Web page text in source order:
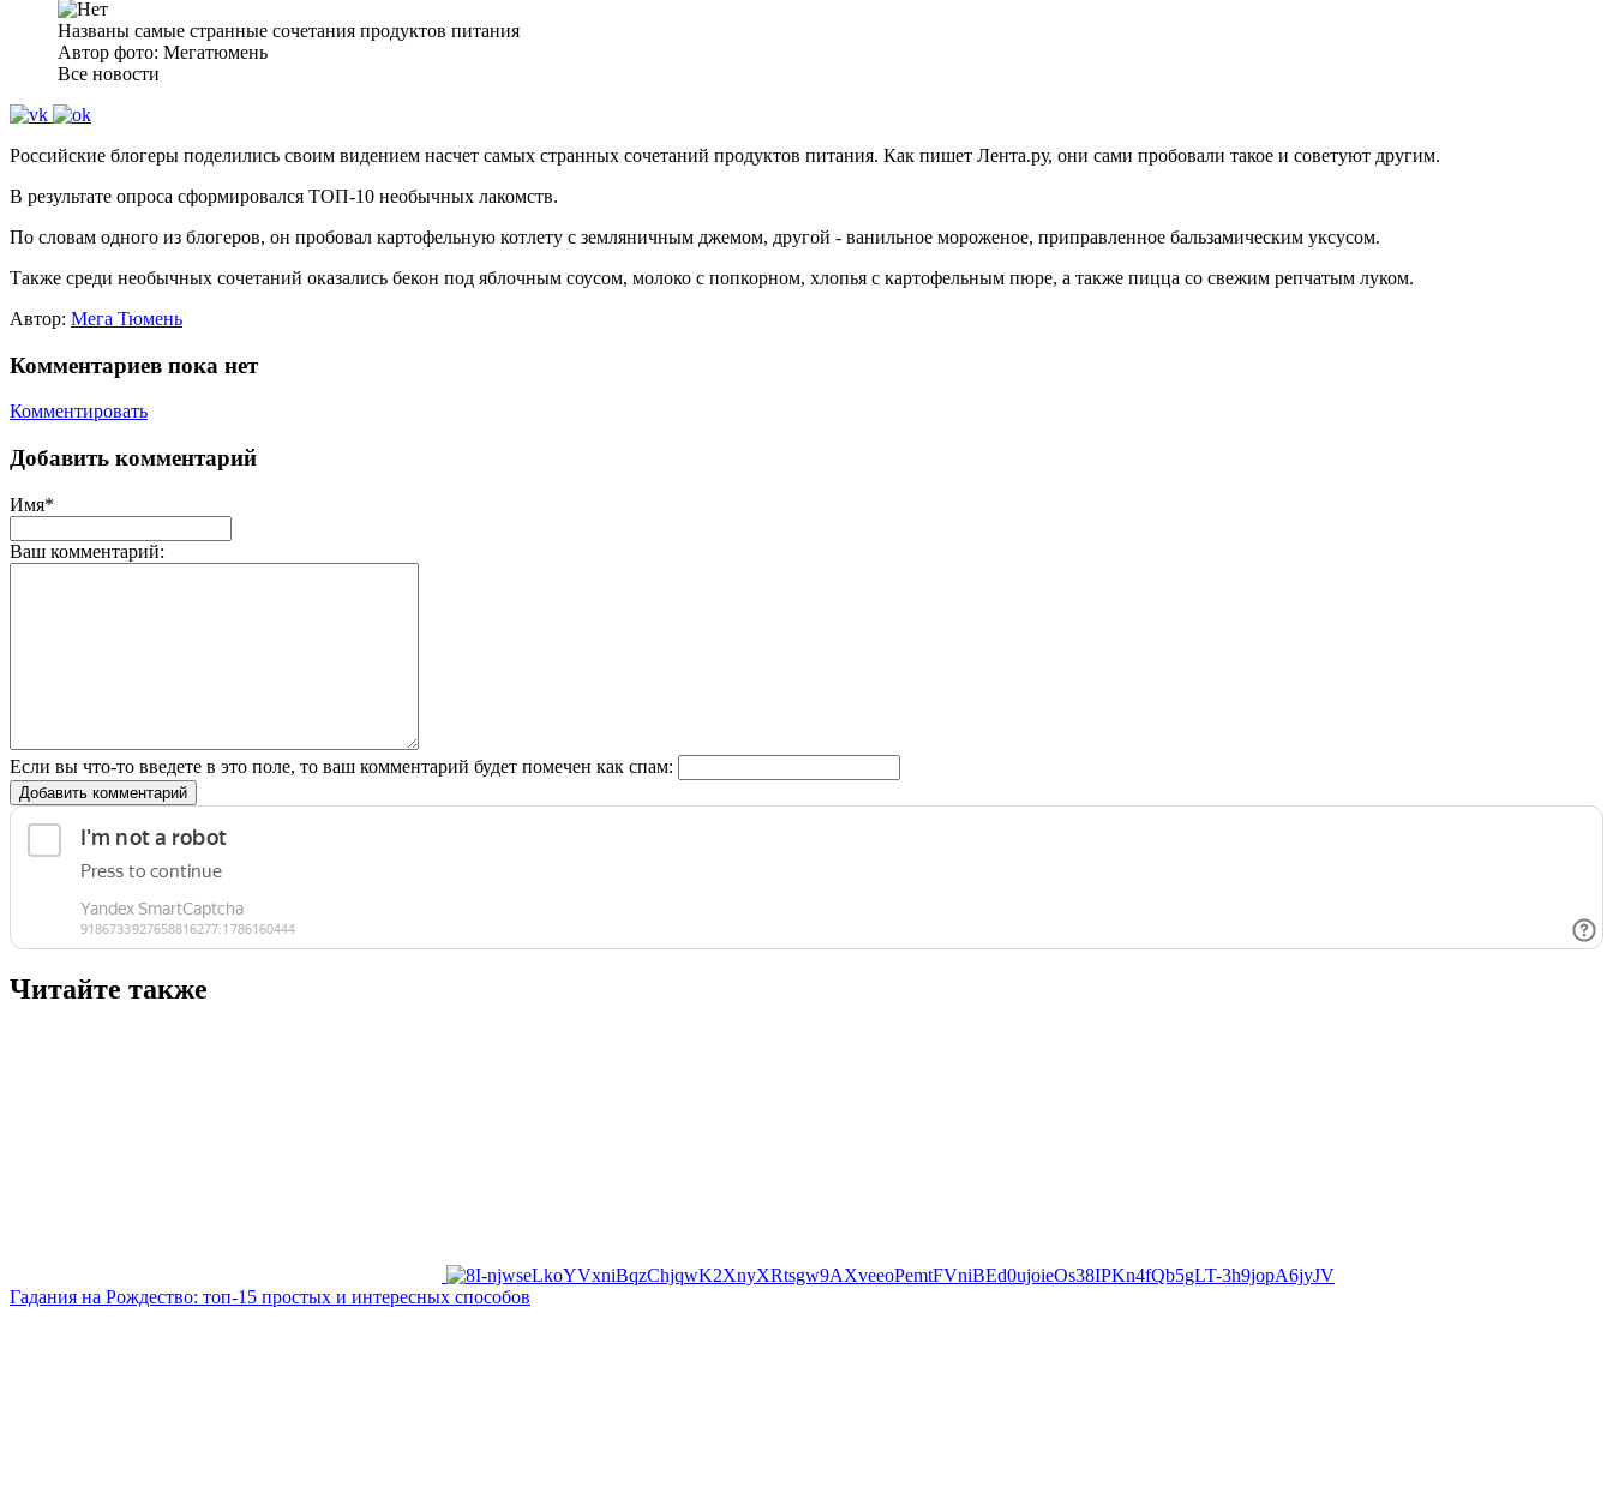
Названы самые странные сочетания продуктов питания
Автор фото: Мегатюмень
Все новости
Российские блогеры поделились своим видением насчет самых странных сочетаний продуктов питания. Как пишет Лента.ру, они сами пробовали такое и советуют другим.
В результате опроса сформировался ТОП-10 необычных лакомств.
По словам одного из блогеров, он пробовал картофельную котлету с земляничным джемом, другой - ванильное мороженое, приправленное бальзамическим уксусом.
Также среди необычных сочетаний оказались бекон под яблочным соусом, молоко с попкорном, хлопья с картофельным пюре, а также пицца со свежим репчатым луком.
Автор: Мега Тюмень
Комментариев пока нет
Комментировать
Добавить комментарий
Имя*
Ваш комментарий:
Если вы что-то введете в это поле, то ваш комментарий будет помечен как спам:
Добавить комментарий
Читайте также
Гадания на Рождество: топ-15 простых и интересных способов